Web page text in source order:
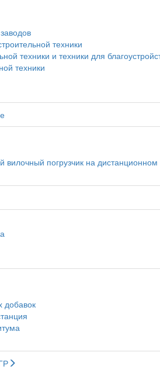
техники
техники и техники для
техники
вилочный погрузчик на
добавок